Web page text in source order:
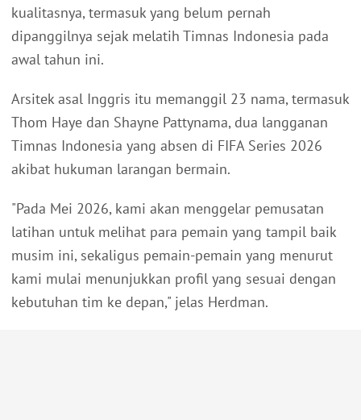
kualitasnya, termasuk yang belum pernah
dipanggilnya sejak melatih Timnas Indonesia pada
awal tahun ini.
Arsitek asal Inggris itu memanggil 23 nama, termasuk
Thom Haye dan Shayne Pattynama, dua langganan
Timnas Indonesia yang absen di FIFA Series 2026
akibat hukuman larangan bermain.
"Pada Mei 2026, kami akan menggelar pemusatan
latihan untuk melihat para pemain yang tampil baik
musim ini, sekaligus pemain-pemain yang menurut
kami mulai menunjukkan profil yang sesuai dengan
kebutuhan tim ke depan," jelas Herdman.